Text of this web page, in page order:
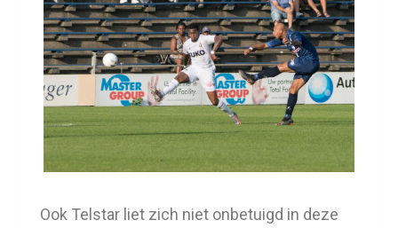
Ook Telstar liet zich niet onbetuigd in deze